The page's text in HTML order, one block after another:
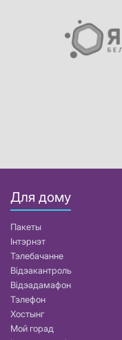
Для дому
Пакеты
Інтэрнэт
Тэлебачанне
Відэакантроль
Відэадамафон
Тэлефон
Хостынг
Мой горад